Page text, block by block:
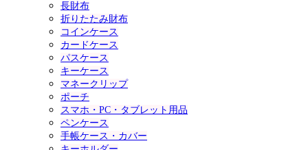
長財布
折りたたみ財布
コインケース
カードケース
パスケース
キーケース
マネークリップ
ポーチ
スマホ・PC・タブレット用品
ペンケース
手帳ケース・カバー